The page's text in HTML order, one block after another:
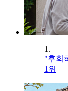
1.
"후회
1위